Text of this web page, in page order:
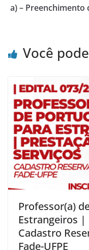
a) – Preenchimento
Você
Professor(a)
Estrangeiros |
Cadastro
Fade-UFPE